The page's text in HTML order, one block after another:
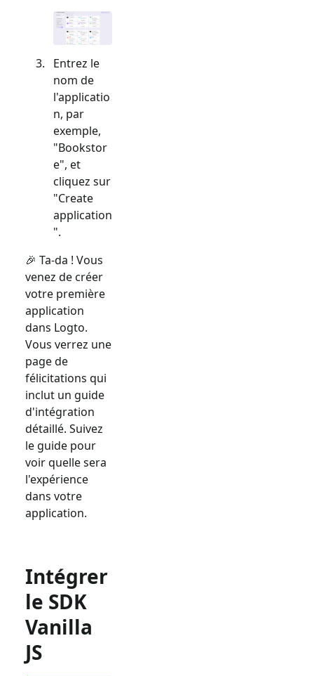
Entrez le
nom de
l'applicatio
n, par
exemple,
"Bookstor
e", et
cliquez sur
"Create
application
".
🎉 Ta-da ! Vous
venez de créer
votre première
application
dans Logto.
Vous verrez une
page de
félicitations qui
inclut un guide
d'intégration
détaillé. Suivez
le guide pour
voir quelle sera
l'expérience
dans votre
application.
Intégrer
le SDK
Vanilla
JS